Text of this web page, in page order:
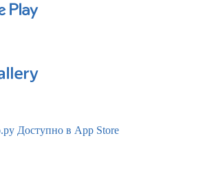
Доступно в App Store